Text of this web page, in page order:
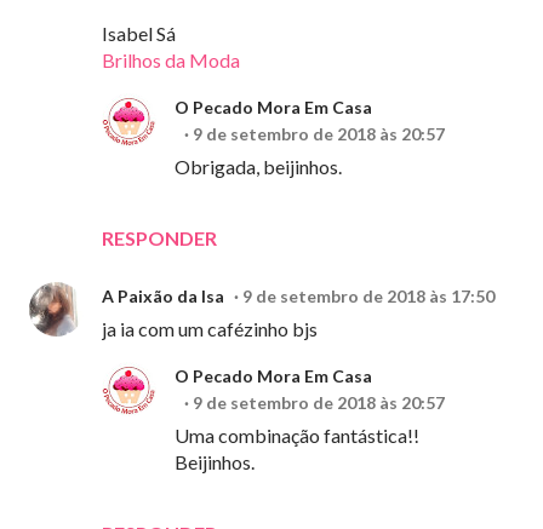
Isabel Sá
Brilhos da Moda
RESPONDER
O Pecado Mora Em Casa
9 de setembro de 2018 às 20:57
Obrigada, beijinhos.
A Paixão da Isa 9 de setembro de 2018 às 17:50
ja ia com um cafézinho bjs
O Pecado Mora Em Casa
9 de setembro de 2018 às 20:57
Uma combinação fantástica!!
Beijinhos.